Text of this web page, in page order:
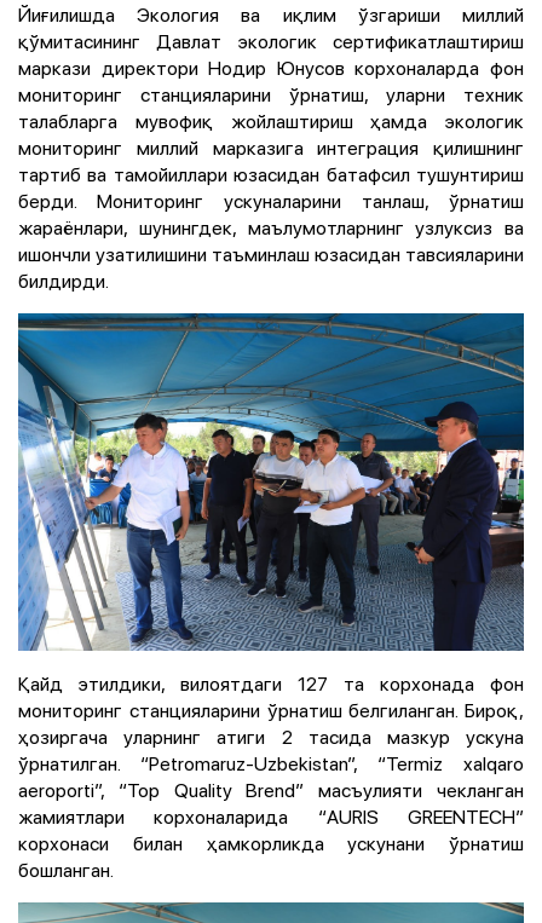
Йиғилишда Экология ва иқлим ўзгариши миллий
қўмитасининг Давлат экологик сертификатлаштириш
маркази директори Нодир Юнусов корхоналарда фон
мониторинг станцияларини ўрнатиш, уларни техник
талабларга мувофиқ жойлаштириш ҳамда экологик
мониторинг миллий марказига интеграция қилишнинг
тартиб ва тамойиллари юзасидан батафсил тушунтириш
берди. Мониторинг ускуналарини танлаш, ўрнатиш
жараёнлари, шунингдек, маълумотларнинг узлуксиз ва
ишончли узатилишини таъминлаш юзасидан тавсияларини
билдирди.
Қайд этилдики, вилоятдаги 127 та корхонада фон
мониторинг станцияларини ўрнатиш белгиланган. Бироқ,
ҳозиргача уларнинг атиги 2 тасида мазкур ускуна
ўрнатилган. “Petromaruz-Uzbekistan”, “Termiz xalqaro
aeroporti”, “Top Quality Brend” масъулияти чекланган
жамиятлари корхоналарида “AURIS GREENTECH”
корхонаси билан ҳамкорликда ускунани ўрнатиш
бошланган.